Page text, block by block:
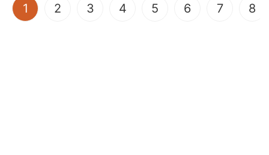
1 (current)
2 3 4 5 6 7 8